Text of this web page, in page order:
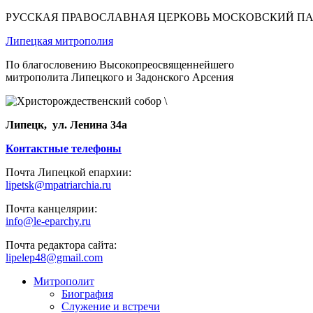
РУССКАЯ ПРАВОСЛАВНАЯ ЦЕРКОВЬ МОСКОВСКИЙ
Липецкая митрополия
По благословению Высокопреосвященнейшего
митрополита Липецкого и Задонского Арсения
Липецк, ул. Ленина 34а
Контактные телефоны
Почта Липецкой епархии:
lipetsk@mpatriarchia.ru
Почта канцелярии:
info@le-eparchy.ru
Почта редактора сайта:
lipelep48@gmail.com
Митрополит
Биография
Служение и встречи